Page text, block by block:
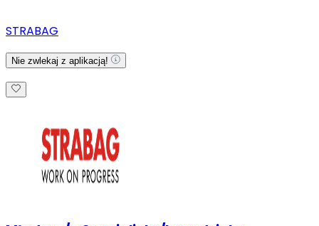
STRABAG
Nie zwlekaj z aplikacją!